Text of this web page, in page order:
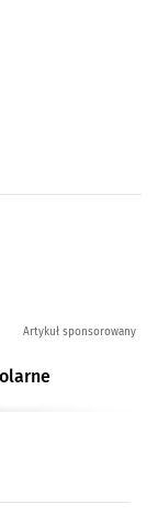
Artykuł sponsorowany
budowę